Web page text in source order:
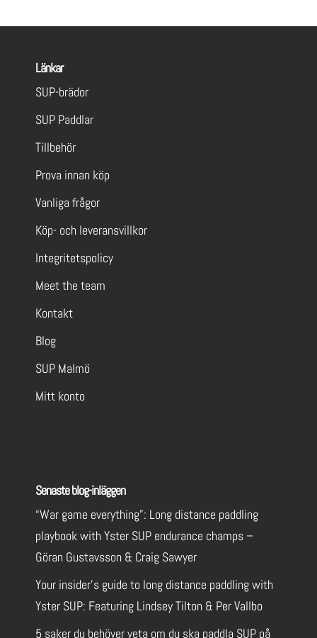
Länkar
SUP-brädor
SUP Paddlar
Tillbehör
Prova innan köp
Vanliga frågor
Köp- och leveransvillkor
Integritetspolicy
Meet the team
Kontakt
Blog
SUP Malmö
Mitt konto
Senaste blog-inläggen
“War game everything”: Long distance paddling
playbook with Yster SUP endurance champs –
Göran Gustavsson & Craig Sawyer
Your insider’s guide to long distance paddling with
Yster SUP: Featuring Lindsey Tilton & Per Vallbo
5 saker du behöver veta om du ska paddla SUP på